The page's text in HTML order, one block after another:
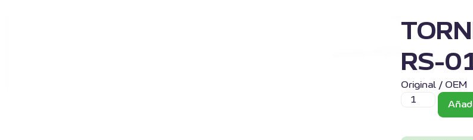
RS-
Original / OEM